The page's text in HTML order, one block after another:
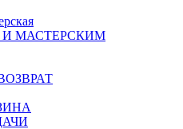
МАСТЕРСКИМ